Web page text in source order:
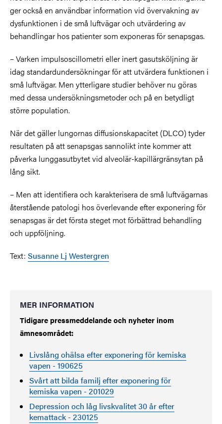
ger också en användbar information vid övervakning av
dysfunktionen i de små luftvägar och utvärdering av
behandlingar hos patienter som exponeras för senapsgas.
– Varken impulsoscillometri eller inert gasutsköljning är
idag standardundersökningar för att utvärdera funktionen i
små luftvägar. Men ytterligare studier behöver nu göras
med dessa undersökningsmetoder och på en betydligt
större population.
När det gäller lungornas diffusionskapacitet (DLCO) tyder
resultaten på att senapsgas sannolikt inte kommer att
påverka lunggasutbytet vid alveolär-kapillärgränsytan på
lång sikt.
– Men att identifiera och karakterisera de små luftvägarnas
återstående patologi hos överlevande efter exponering för
senapsgas är det första steget mot förbättrad behandling
och uppföljning.
Text: Susanne Lj Westergren
MER INFORMATION
Tidigare pressmeddelande och nyheter inom
ämnesområdet:
Livslång ohälsa efter exponering för kemiska
vapen - 190625
Svårt att bilda familj efter exponering för
kemiska vapen - 201029
Depression och låg livskvalitet 30 år efter
kemattack - 230125